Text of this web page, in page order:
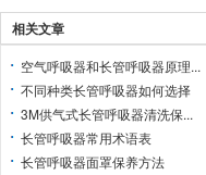
相关文章
空气呼吸器和长管呼吸器原理...
不同种类长管呼吸器如何选择
3M供气式长管呼吸器清洗保...
长管呼吸器常用术语表
长管呼吸器面罩保养方法